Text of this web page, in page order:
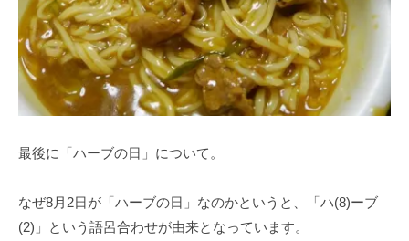
最後に「ハーブの日」について。
なぜ8月2日が「ハーブの日」なのかというと、「ハ(8)ーブ
(2)」という語呂合わせが由来となっています。